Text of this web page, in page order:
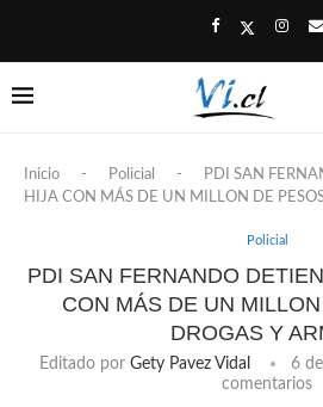
Inicio - Policial -
PDI SAN
HIJA CON MÁS DE UN MILLON DE
Policial
PDI SAN FERNANDO
CON MÁS DE UN
DROGAS Y
Editado por Gety Pavez Vidal 6
comentarios